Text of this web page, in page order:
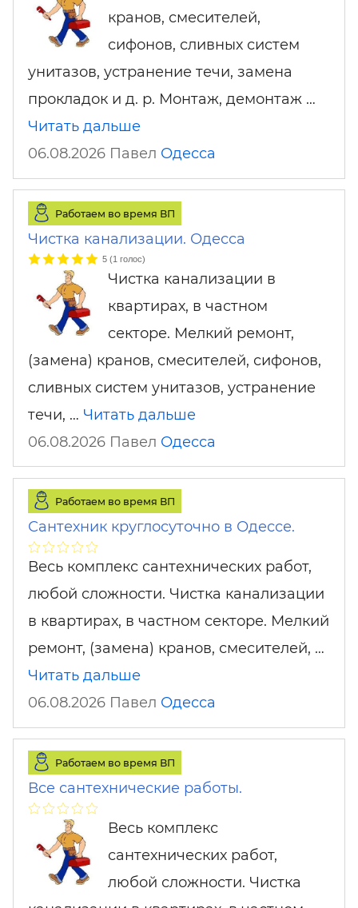
кранов, смесителей,
сифонов, сливных систем
унитазов, устранение течи, замена
прокладок и д. р. Монтаж, демонтаж …
Читать дальше
06.08.2026 Павел Одесса
Работаем во время ВП
Чистка канализации. Одесса
5 (1 голос)
Чистка канализации в
квартирах, в частном
секторе. Мелкий ремонт,
(замена) кранов, смесителей, сифонов,
сливных систем унитазов, устранение
течи, … Читать дальше
06.08.2026 Павел Одесса
Работаем во время ВП
Сантехник круглосуточно в Одессе.
Весь комплекс сантехнических работ,
любой сложности. Чистка канализации
в квартирах, в частном секторе. Мелкий
ремонт, (замена) кранов, смесителей, …
Читать дальше
06.08.2026 Павел Одесса
Работаем во время ВП
Все сантехнические работы.
Весь комплекс
сантехнических работ,
любой сложности. Чистка